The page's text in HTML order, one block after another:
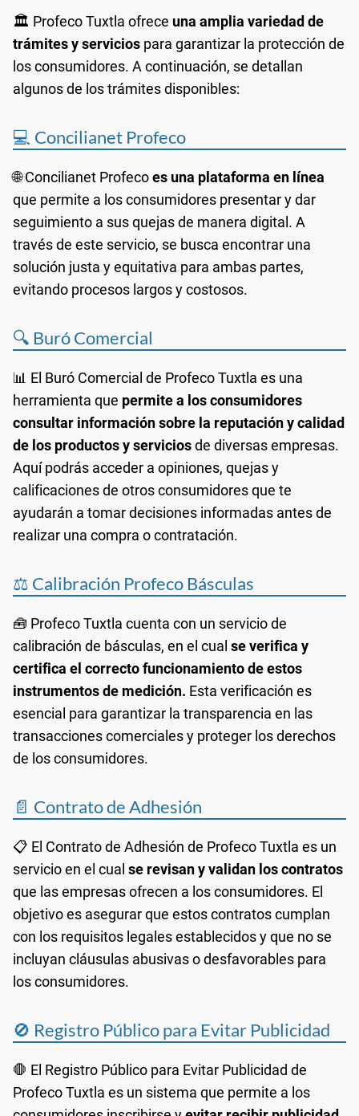
🏛️ Profeco Tuxtla ofrece una amplia variedad de
trámites y servicios para garantizar la protección de
los consumidores. A continuación, se detallan
algunos de los trámites disponibles:
💻 Concilianet Profeco
🌐 Concilianet Profecoes una plataforma en línea
que permite a los consumidores presentar y dar
seguimiento a sus quejas de manera digital. A
través de este servicio, se busca encontrar una
solución justa y equitativa para ambas partes,
evitando procesos largos y costosos.
🔍 Buró Comercial
📊 El Buró Comercial de Profeco Tuxtla es una
herramienta que permite a los consumidores
consultar información sobre la reputación y calidad
de los productos y serviciosde diversas empresas.
Aquí podrás acceder a opiniones, quejas y
calificaciones de otros consumidores que te
ayudarán a tomar decisiones informadas antes de
realizar una compra o contratación.
⚖️ Calibración Profeco Básculas
🧰 Profeco Tuxtla cuenta con un servicio de
calibración de básculas, en el cual se verifica y
certifica el correcto funcionamiento de estos
instrumentos de medición. Esta verificación es
esencial para garantizar la transparencia en las
transacciones comerciales y proteger los derechos
de los consumidores.
📄 Contrato de Adhesión
📋 El Contrato de Adhesión de Profeco Tuxtla es un
servicio en el cual se revisan y validan los contratos
que las empresas ofrecen a los consumidores. El
objetivo es asegurar que estos contratos cumplan
con los requisitos legales establecidos y que no se
incluyan cláusulas abusivas o desfavorables para
los consumidores.
🚫 Registro Público para Evitar Publicidad
🛑 El Registro Público para Evitar Publicidad de
Profeco Tuxtla es un sistema que permite a los